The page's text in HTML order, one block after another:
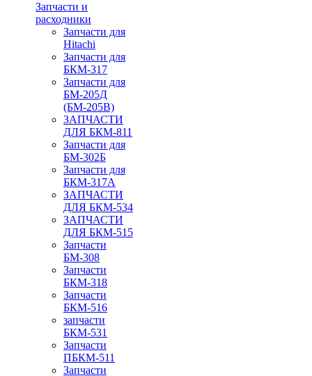
Запчасти и
расходники
Запчасти для
Hitachi
Запчасти для
БКМ-317
Запчасти для
БМ-205Д
(БМ-205В)
ЗАПЧАСТИ
ДЛЯ БКМ-811
Запчасти для
БМ-302Б
Запчасти для
БКМ-317А
ЗАПЧАСТИ
ДЛЯ БКМ-534
ЗАПЧАСТИ
ДЛЯ БКМ-515
Запчасти
БМ-308
Запчасти
БКМ-318
Запчасти
БКМ-516
запчасти
БКМ-531
Запчасти
ПБКМ-511
Запчасти